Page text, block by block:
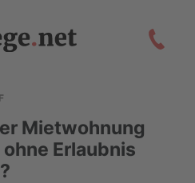
Mietwohnung
Erlaubnis